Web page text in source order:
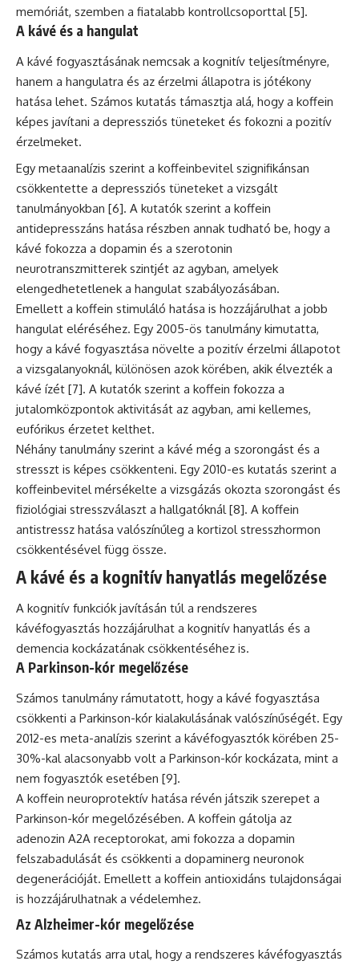
memóriát, szemben a fiatalabb kontrollcsoporttal [5].
A kávé és a hangulat
A kávé fogyasztásának nemcsak a kognitív teljesítményre,
hanem a hangulatra és az érzelmi állapotra is jótékony
hatása lehet. Számos kutatás támasztja alá, hogy a koffein
képes javítani a depressziós tüneteket és fokozni a pozitív
érzelmeket.
Egy metaanalízis szerint a koffeinbevitel szignifikánsan
csökkentette a depressziós tüneteket a vizsgált
tanulmányokban [6]. A kutatók szerint a koffein
antidepresszáns hatása részben annak tudható be, hogy a
kávé fokozza a dopamin és a szerotonin
neurotranszmitterek szintjét az agyban, amelyek
elengedhetetlenek a hangulat szabályozásában.
Emellett a koffein stimuláló hatása is hozzájárulhat a jobb
hangulat eléréséhez. Egy 2005-ös tanulmány kimutatta,
hogy a kávé fogyasztása növelte a pozitív érzelmi állapotot
a vizsgalanyoknál, különösen azok körében, akik élvezték a
kávé ízét [7]. A kutatók szerint a koffein fokozza a
jutalomközpontok aktivitását az agyban, ami kellemes,
eufórikus érzetet kelthet.
Néhány tanulmány szerint a kávé még a szorongást és a
stresszt is képes csökkenteni. Egy 2010-es kutatás szerint a
koffeinbevitel mérsékelte a vizsgázás okozta szorongást és
fiziológiai stresszválaszt a hallgatóknál [8]. A koffein
antistressz hatása valószínűleg a kortizol stresszhormon
csökkentésével függ össze.
A kávé és a kognitív hanyatlás megelőzése
A kognitív funkciók javításán túl a rendszeres
kávéfogyasztás hozzájárulhat a kognitív hanyatlás és a
demencia kockázatának csökkentéséhez is.
A Parkinson-kór megelőzése
Számos tanulmány rámutatott, hogy a kávé fogyasztása
csökkenti a Parkinson-kór kialakulásának valószínűségét. Egy
2012-es meta-analízis szerint a kávéfogyasztók körében 25-
30%-kal alacsonyabb volt a Parkinson-kór kockázata, mint a
nem fogyasztók esetében [9].
A koffein neuroprotektív hatása révén játszik szerepet a
Parkinson-kór megelőzésében. A koffein gátolja az
adenozin A2A receptorokat, ami fokozza a dopamin
felszabadulását és csökkenti a dopaminerg neuronok
degenerációját. Emellett a koffein antioxidáns tulajdonságai
is hozzájárulhatnak a védelemhez.
Az Alzheimer-kór megelőzése
Számos kutatás arra utal, hogy a rendszeres kávéfogyasztás